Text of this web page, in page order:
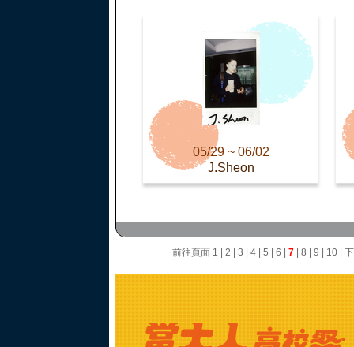
05/29 ~ 06/02
J.Sheon
前往頁面 1 2 3 4| 5 6 7| 8 9 10|